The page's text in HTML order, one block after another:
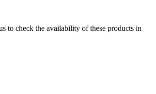
to check the availability of these products in